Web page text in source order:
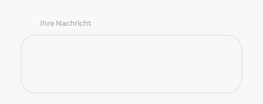
Ihre Nachricht